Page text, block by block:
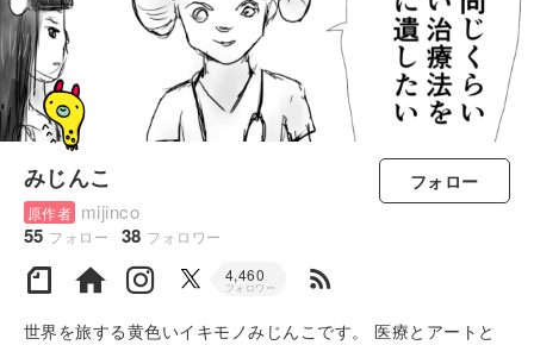
みじんこ
原作者 mijinco
55 フォロー 38 フォロワー
フォロー
4,460
フォロワー rss_feed
世界を旅する黄色いイキモノみじんこです。 医療とアートと